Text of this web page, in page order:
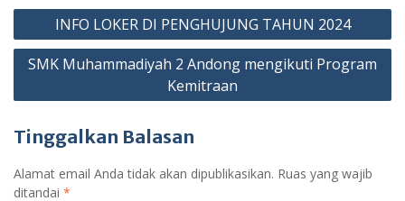
o
k
A
p
p
e
r
Navigasi
pos
INFO LOKER DI PENGHUJUNG TAHUN 2024
SMK Muhammadiyah 2 Andong mengikuti Program
Kemitraan
Tinggalkan Balasan
Alamat email Anda tidak akan dipublikasikan. Ruas yang wajib
ditandai *